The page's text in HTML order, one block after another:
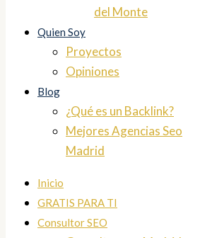
del Monte
Quien Soy
Proyectos
Opiniones
Blog
¿Qué es un Backlink?
Mejores Agencias Seo
Madrid
Inicio
GRATIS PARA TI
Consultor SEO